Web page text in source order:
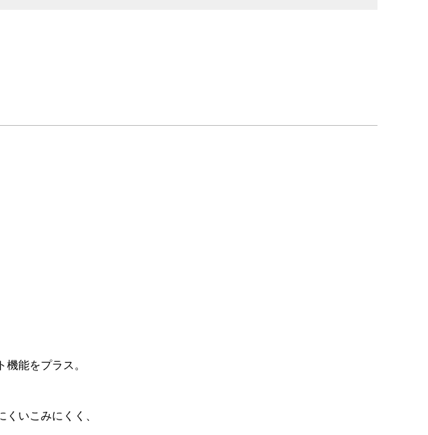
能をプラス。
いこみにくく、